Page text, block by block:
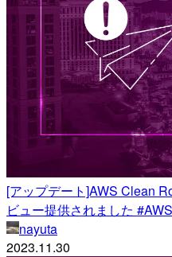
[アップデート]AWS Clean
ビュー提供されました
nayuta
2023.11.30